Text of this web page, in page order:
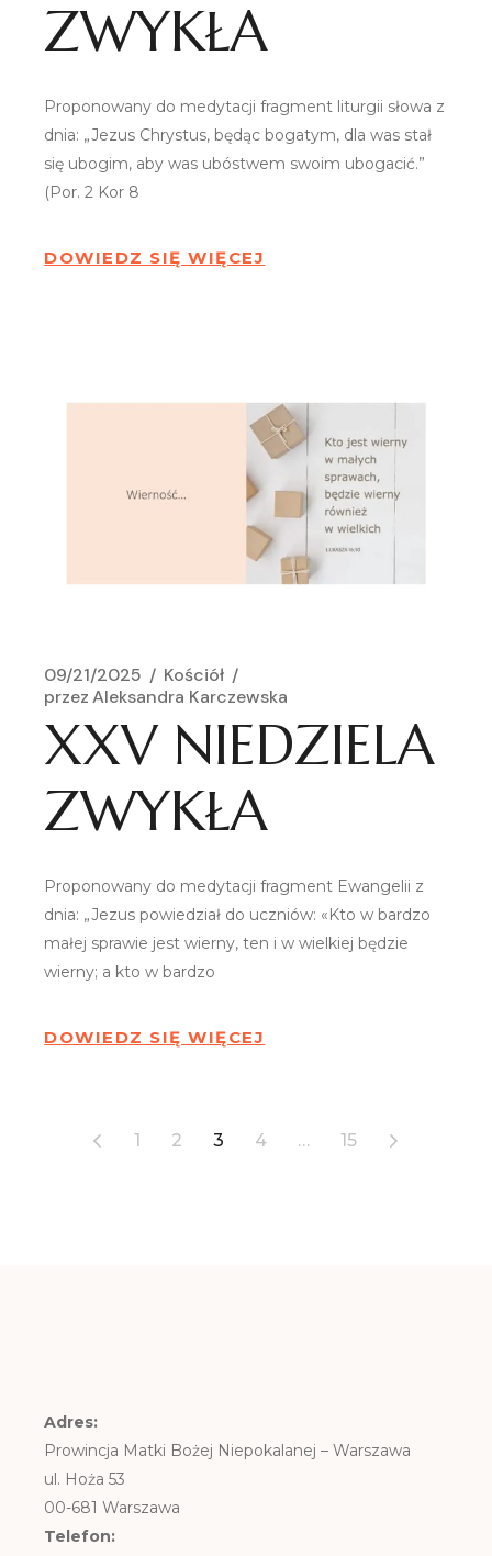
ZWYKŁA
Proponowany do medytacji fragment liturgii słowa z
dnia: „Jezus Chrystus, będąc bogatym, dla was stał
się ubogim, aby was ubóstwem swoim ubogacić.”
(Por. 2 Kor 8
DOWIEDZ SIĘ WIĘCEJ
09/21/2025
Kościół
przez Aleksandra Karczewska
XXV NIEDZIELA
ZWYKŁA
Proponowany do medytacji fragment Ewangelii z
dnia: „Jezus powiedział do uczniów: «Kto w bardzo
małej sprawie jest wierny, ten i w wielkiej będzie
wierny; a kto w bardzo
DOWIEDZ SIĘ WIĘCEJ
Stronicowanie
1 2 3 4 … 15
Adres:
Prowincja Matki Bożej Niepokalanej – Warszawa
ul. Hoża 53
00-681 Warszawa
Telefon: